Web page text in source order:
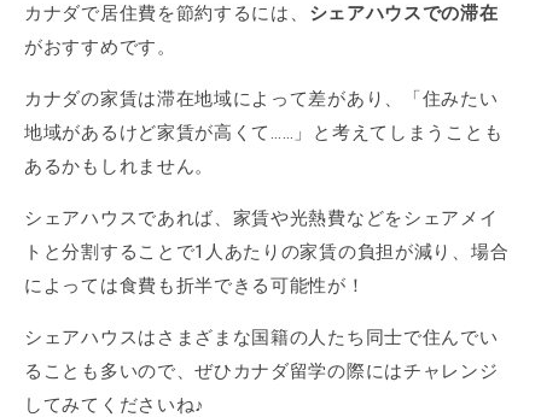
カナダで居住費を節約するには、 シェアハウスでの滞在
がおすすめです。
カナダの家賃は滞在地域によって差があり、「住みたい
地域があるけど家賃が高くて……」と考えてしまうことも
あるかもしれません。
シェアハウスであれば、家賃や光熱費などをシェアメイ
トと分割することで1人あたりの家賃の負担が減り、場合
によっては食費も折半できる可能性が！
シェアハウスはさまざまな国籍の人たち同士で住んでい
ることも多いので、ぜひカナダ留学の際にはチャレンジ
してみてくださいね♪